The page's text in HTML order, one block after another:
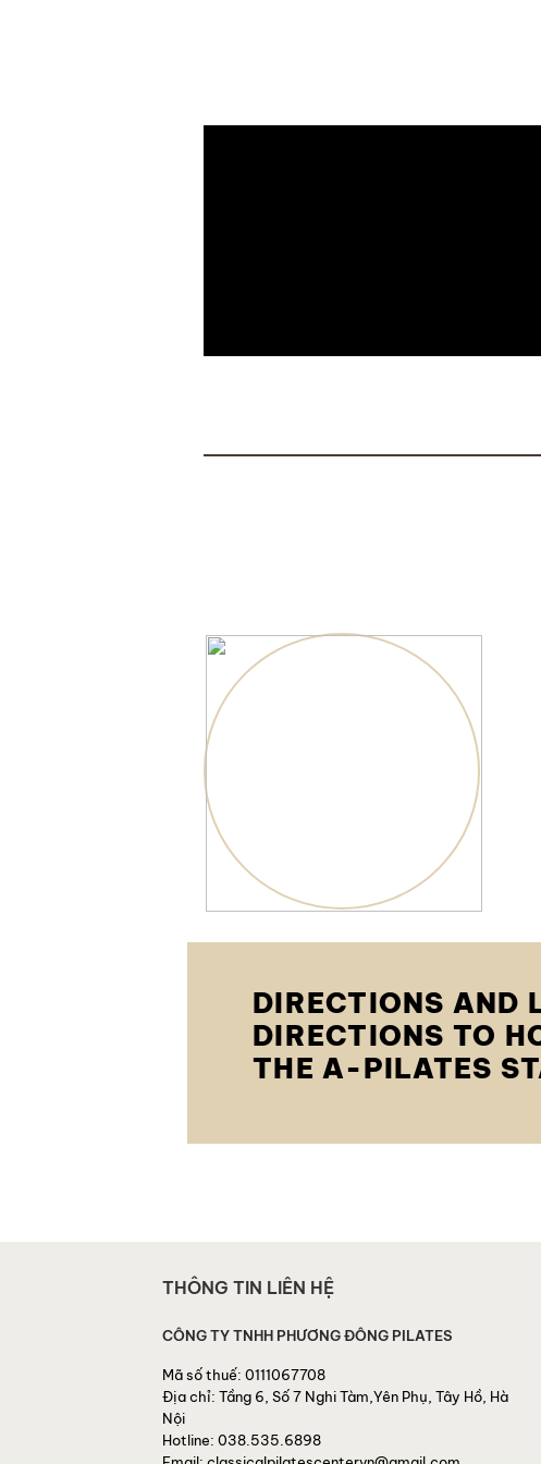
DIRECTIONS AND
DIRECTIONS TO
THE A-PILATES
THÔNG TIN LIÊN HỆ
CÔNG TY TNHH PHƯƠNG ĐÔNG PILATES
Mã số thuế: 0111067708
Địa chỉ: Tầng 6, Số 7 Nghi Tàm,Yên Phụ, Tây Hồ, Hà
Nội
Hotline: 038.535.6898